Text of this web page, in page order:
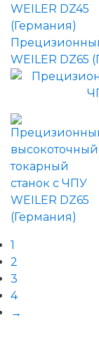
WEILER DZ65
1
2
3
4
→